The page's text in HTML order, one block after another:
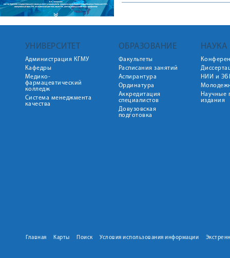
УНИВЕРСИТЕТ
Администрация КГМУ
Кафедры
Медико-
фармацевтический
колледж
Система менеджмента
качества
ОБРАЗОВАНИЕ
Факультеты
Расписания занятий
Аспирантура
Ординатура
Аккредитация
специалистов
Довузовская
подготовка
НАУКА
НИИ и
Научные
издания
Главная Карты Поиск Условия использования информации